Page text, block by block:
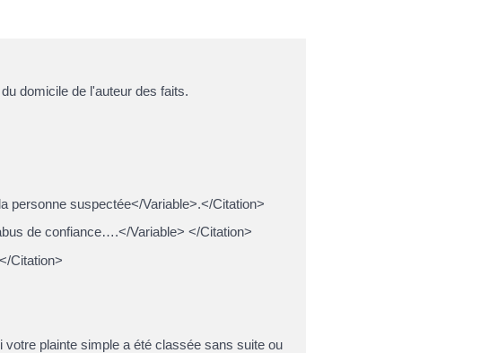
domicile de l'auteur des faits.
personne suspectée</Variable>.</Citation>
de confiance….</Variable> </Citation>
Citation>
plainte simple a été classée sans suite ou